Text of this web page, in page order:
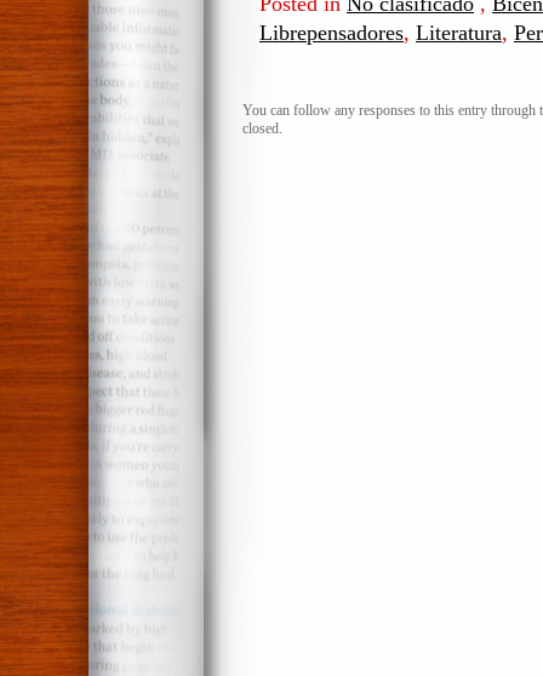
Librepensadores, Literatura,
You can follow any responses to this entry through
closed.